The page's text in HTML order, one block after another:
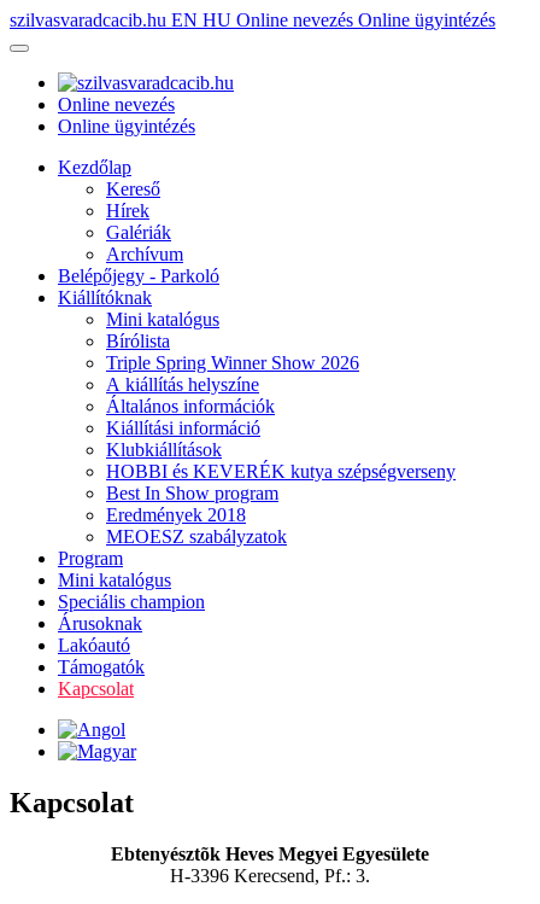
szilvasvaradcacib.hu EN HU Online nevezés Online ügyintézés
Online nevezés
Online ügyintézés
Kezdőlap
Kereső
Hírek
Galériák
Archívum
Belépőjegy - Parkoló
Kiállítóknak
Mini katalógus
Bírólista
Triple Spring Winner Show 2026
A kiállítás helyszíne
Általános információk
Kiállítási információ
Klubkiállítások
HOBBI és KEVERÉK kutya szépségverseny
Best In Show program
Eredmények 2018
MEOESZ szabályzatok
Program
Mini katalógus
Speciális champion
Árusoknak
Lakóautó
Támogatók
Kapcsolat
Kapcsolat
Ebtenyésztõk Heves Megyei Egyesülete
H-3396 Kerecsend, Pf.: 3.